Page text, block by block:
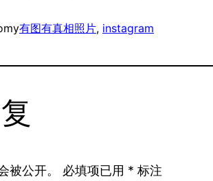
有图有真相照片, instagram
被公开。 必填项已用 * 标注